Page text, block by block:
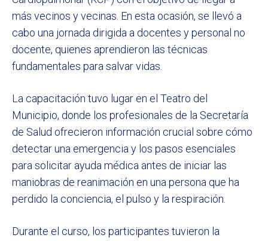
más vecinos y vecinas. En esta ocasión, se llevó a
cabo una jornada dirigida a docentes y personal no
docente, quienes aprendieron las técnicas
fundamentales para salvar vidas.
La capacitación tuvo lugar en el Teatro del
Municipio, donde los profesionales de la Secretaría
de Salud ofrecieron información crucial sobre cómo
detectar una emergencia y los pasos esenciales
para solicitar ayuda médica antes de iniciar las
maniobras de reanimación en una persona que ha
perdido la conciencia, el pulso y la respiración.
Durante el curso, los participantes tuvieron la